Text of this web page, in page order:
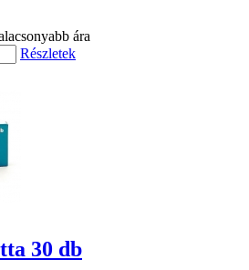
ára
Részletek
30 db